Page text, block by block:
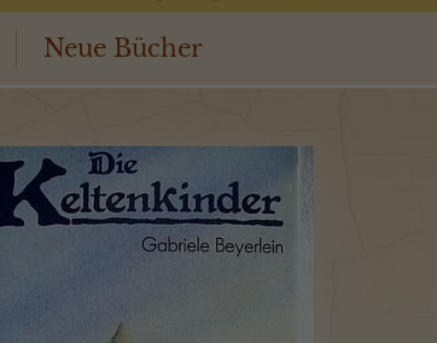
Neue Bücher